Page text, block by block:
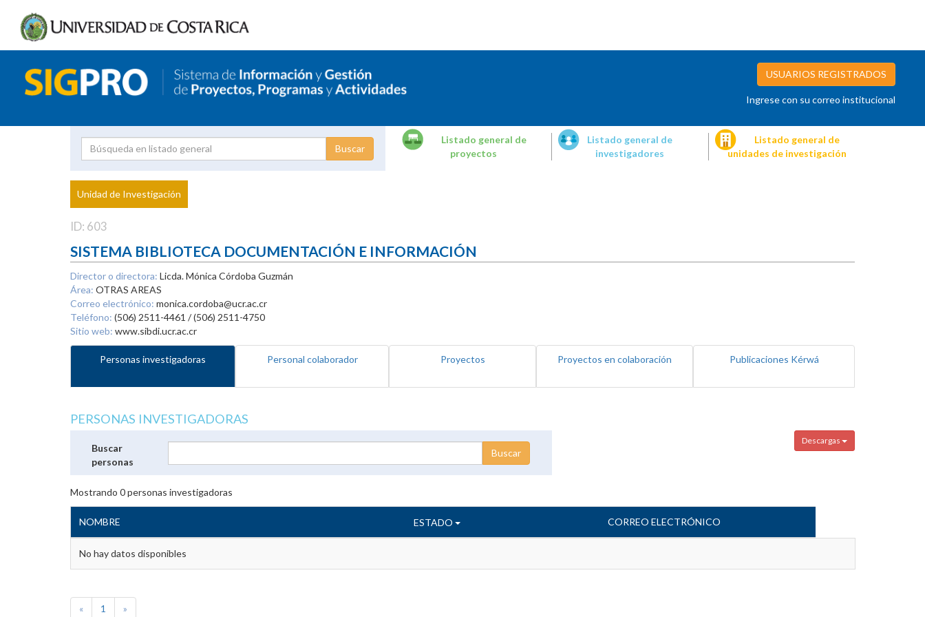
USUARIOS REGISTRADOS
Ingrese con su correo institucional
Proyecto
Investigador
Listado general de
proyectos
Listado general de
investigadores
Listado general de
unidades de investigación
Unidad de Investigación
ID: 603
SISTEMA BIBLIOTECA DOCUMENTACIÓN E INFORMACIÓN
Director o directora: Licda. Mónica Córdoba Guzmán
Área: OTRAS AREAS
Correo electrónico: monica.cordoba@ucr.ac.cr
Teléfono: (506) 2511-4461 / (506) 2511-4750
Sitio web: www.sibdi.ucr.ac.cr
Personas investigadoras Personal colaborador Proyectos Proyectos en colaboración Publicaciones Kérwá
PERSONAS INVESTIGADORAS
Descargas
Buscar
personas
Mostrando 0personas investigadoras
NOMBRE ESTADO CORREO ELECTRÓNICO
No hay datos disponibles
« 1 »